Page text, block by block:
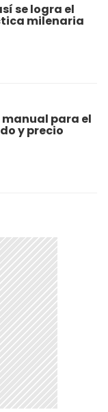
se logra el
milenaria
manual para el
y precio